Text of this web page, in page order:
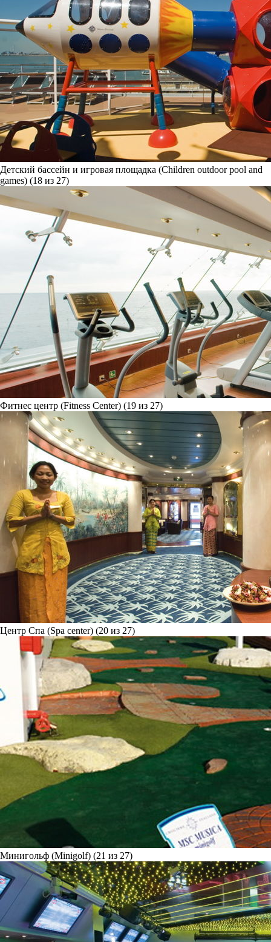
Детский бассейн и игровая площадка (Children outdoor pool and
games) (18 из 27)
Фитнес центр (Fitness Center) (19 из 27)
Центр Спа (Spa center) (20 из 27)
Минигольф (Minigolf) (21 из 27)